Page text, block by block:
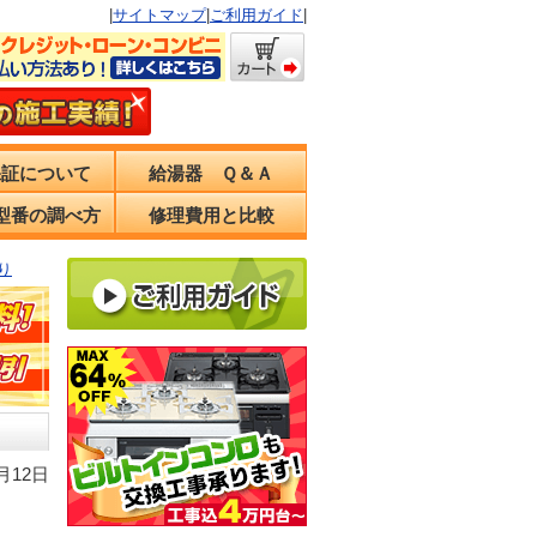
サイトマップ| ご利用ガイド
について 給湯器 Ｑ＆Ａ
番の調べ方 修理費用と比較
12日